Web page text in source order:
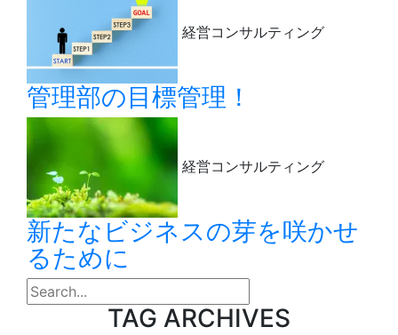
経営コンサルティング
管理部の目標管理！
経営コンサルティング
新たなビジネスの芽を咲かせ
るために
search
TAG ARCHIVES